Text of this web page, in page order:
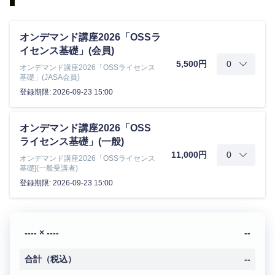
オンデマンド講座2026「OSSラ
イセンス基礎」(会員)
オンデマンド講座2026「OSSライセンス
基礎」(JASA会員)
登録期限: 2026-09-23 15:00
5,500円
オンデマンド講座2026「OSS
ライセンス基礎」(一般)
オンデマンド講座2026「OSSライセンス
基礎](一般受講者)
登録期限: 2026-09-23 15:00
11,000円
---- × ---- --
合計（税込） --